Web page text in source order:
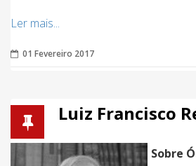
Ler mais...
01 Fevereiro 2017
Luiz Francisco
Sobre